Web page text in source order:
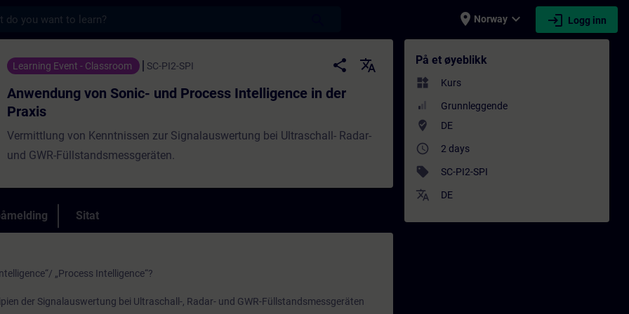
place Norway expand_more login Logg inn
Sonic- und Process Intelligence in der Praxis - Opplæring - Opplæring - Faglig
Learning Event - Classroom SC-PI2-SPI share
translate
Anwendung von Sonic- und Process Intelligence in der
Praxis
Vermittlung von Kenntnissen zur Signalauswertung bei Ultraschall- Radar-
und GWR-Füllstandsmessgeräten.
Sitat
„Process Intelligence“?
der Signalauswertung bei Ultraschall-, Radar- und GWR-Füllstandsmessgeräten
På et øyeblikk
widgets Kurs
Grunnleggende
where_to_vote DE
access_time 2 days
sell SC-PI2-SPI
translate DE